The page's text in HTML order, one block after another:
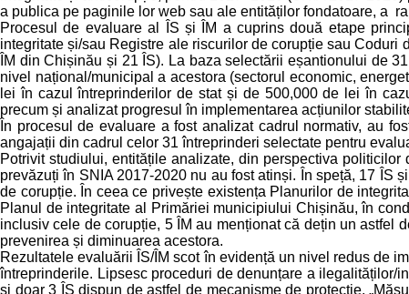
a publica pe paginile lor web sau ale entităților fondatoare, a
Procesul de evaluare al ÎS și ÎM a cuprins două etape
integritate și/sau Registre ale riscurilor de corupție sau
ÎM din Chișinău și 21 ÎS). La baza selectării eșantionului de
nivel național/municipal a acestora (sectorul economic,
lei în cazul întreprinderilor de stat și de 500,000 de lei în
precum și analizat progresul în implementarea acțiunilor
În procesul de evaluare a fost analizat cadrul normativ, au
angajații din cadrul celor 31 întreprinderi selectate pentru
Potrivit studiului, entitățile analizate, din perspectiva
prevăzuți în SNIA 2017-2020 nu au fost atinși. În speță, 17 ÎS
de corupție. În ceea ce privește existența Planurilor de
Planul de integritate al Primăriei municipiului Chișinău, în
inclusiv cele de corupție, 5 ÎM au menționat că dețin un astfel
prevenirea și diminuarea acestora.
Rezultatele evaluării ÎS/ÎM scot în evidență un nivel redus de
întreprinderile. Lipsesc proceduri de denunțare a ilegalităților/
și doar 3 ÎS dispun de astfel de mecanisme de protecție.